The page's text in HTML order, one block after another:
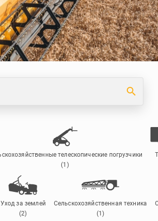
search
телескопические погрузчики
(1)
Уход за землей
(2)
Сельскохозяйственная техника
(1)